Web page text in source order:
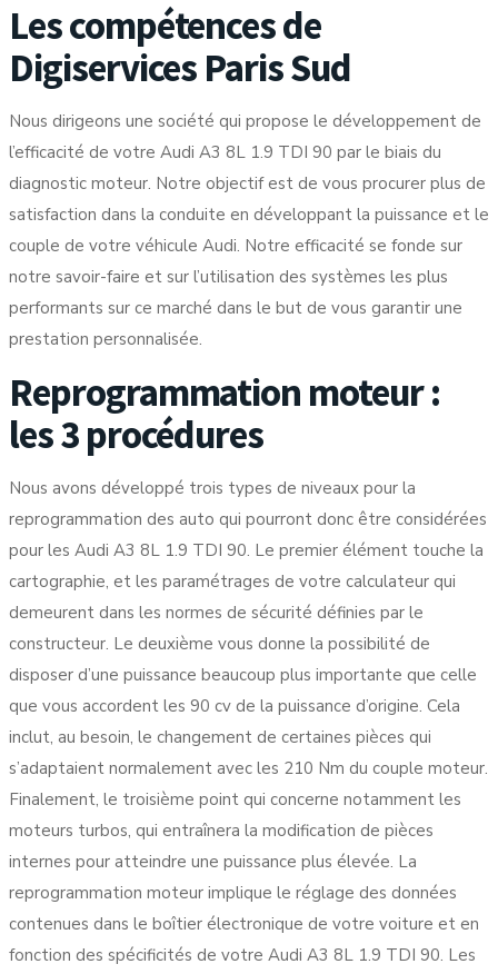
Les compétences de
Digiservices Paris Sud
Nous dirigeons une société qui propose le développement de
l’efficacité de votre Audi A3 8L 1.9 TDI 90 par le biais du
diagnostic moteur. Notre objectif est de vous procurer plus de
satisfaction dans la conduite en développant la puissance et le
couple de votre véhicule Audi. Notre efficacité se fonde sur
notre savoir-faire et sur l’utilisation des systèmes les plus
performants sur ce marché dans le but de vous garantir une
prestation personnalisée.
Reprogrammation moteur :
les 3 procédures
Nous avons développé trois types de niveaux pour la
reprogrammation des auto qui pourront donc être considérées
pour les Audi A3 8L 1.9 TDI 90. Le premier élément touche la
cartographie, et les paramétrages de votre calculateur qui
demeurent dans les normes de sécurité définies par le
constructeur. Le deuxième vous donne la possibilité de
disposer d’une puissance beaucoup plus importante que celle
que vous accordent les 90 cv de la puissance d’origine. Cela
inclut, au besoin, le changement de certaines pièces qui
s’adaptaient normalement avec les 210 Nm du couple moteur.
Finalement, le troisième point qui concerne notamment les
moteurs turbos, qui entraînera la modification de pièces
internes pour atteindre une puissance plus élevée. La
reprogrammation moteur implique le réglage des données
contenues dans le boîtier électronique de votre voiture et en
fonction des spécificités de votre Audi A3 8L 1.9 TDI 90. Les